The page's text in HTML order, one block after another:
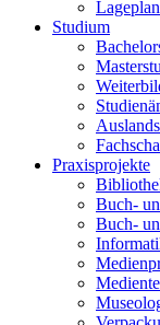
Lageplan
Studium
Praxisprojekte
Buch-
Buch-